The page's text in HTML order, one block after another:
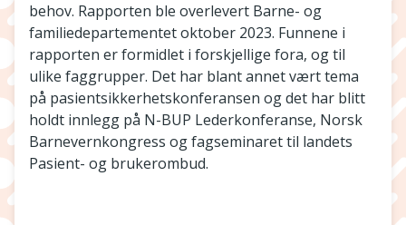
behov. Rapporten ble overlevert Barne- og
familiedepartementet oktober 2023. Funnene i
rapporten er formidlet i forskjellige fora, og til
ulike faggrupper. Det har blant annet vært tema
på pasientsikkerhetskonferansen og det har blitt
holdt innlegg på N-BUP Lederkonferanse, Norsk
Barnevernkongress og fagseminaret til landets
Pasient- og brukerombud.